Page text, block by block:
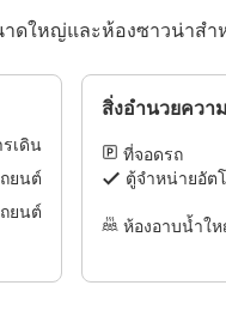
าดใหญ่และห้องซาวน่าส
รเดิน
ยนต์
ยนต์
สิ่งอำนวยควา
ที่จอดรถ
ตู้จำหน่ายอัต
ห้องอาบน้ำใ